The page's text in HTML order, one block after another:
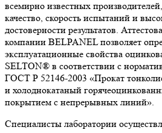
всемирно известных
качество, скорость испытаний и
достоверности результатов.
компании BELPANEL позволяет
эксплуатационные свойства
SELTON® в соответствии с
ГОСТ Р 52146-2003 «Прокат
и холоднокатаный
покрытием с непрерывных линий».
Специалисты лаборатории